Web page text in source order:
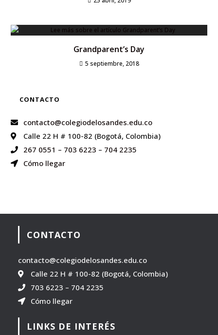
Grandparent’s Day
5 septiembre, 2018
CONTACTO
contacto@colegiodelosandes.edu.co
Calle 22 H # 100-82 (Bogotá, Colombia)
267 0551 – 703 6223 – 704 2235
Cómo llegar
CONTACTO
contacto@colegiodelosandes.edu.co
Calle 22 H # 100-82 (Bogotá, Colombia)
703 6223 – 704 2235
Cómo llegar
LINKS DE INTERÉS